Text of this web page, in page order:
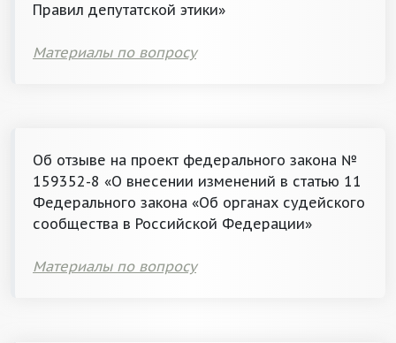
Правил депутатской этики»
Материалы по вопросу
Об отзыве на проект федерального закона №
159352-8 «О внесении изменений в статью 11
Федерального закона «Об органах судейского
сообщества в Российской Федерации»
Материалы по вопросу